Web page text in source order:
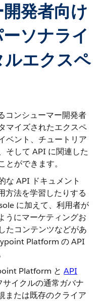
発者向け
ソナライ
エクスペ
コンシューマー開発者
マイズされたエクスペ
ベント、チュートリア
そして API に関連した
ができます。
な API ドキュメント
方法を学習したりする
に加えて、利用者が
うにマーケティングお
たコンテンツなどがあ
Platform の API
Platform と API
サイクルの通常ガバナ
または既存のクライア